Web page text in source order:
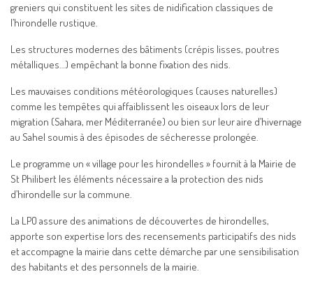
greniers qui constituent les sites de nidification classiques de
l’hirondelle rustique.
Les structures modernes des bâtiments (crépis lisses, poutres
métalliques…) empêchant la bonne fixation des nids.
Les mauvaises conditions météorologiques (causes naturelles)
comme les tempêtes qui affaiblissent les oiseaux lors de leur
migration (Sahara, mer Méditerranée) ou bien sur leur aire d’hivernage
au Sahel soumis à des épisodes de sécheresse prolongée.
Le programme un « village pour les hirondelles » fournit à la Mairie de
St Philibert les éléments nécessaire a la protection des nids
d’hirondelle sur la commune.
La LPO assure des animations de découvertes de hirondelles,
apporte son expertise lors des recensements participatifs des nids
et accompagne la mairie dans cette démarche par une sensibilisation
des habitants et des personnels de la mairie.